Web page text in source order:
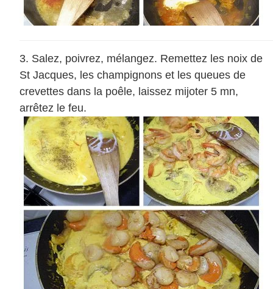
Salez, poivrez, mélangez. Remettez les noix de
St Jacques, les champignons et les queues de
crevettes dans la poêle, laissez mijoter 5 mn,
arrêtez le feu.